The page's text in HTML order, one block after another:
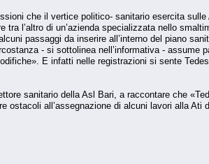
che il vertice politico- sanitario esercita
l’altro di un’azienda specializzata nello
passaggi da inserire all’interno del piano
- si sottolinea nell’informativa - assume
E infatti nelle registrazioni si sente
sanitario della Asl Bari, a raccontare che
ostacoli all’assegnazione di alcuni lavori alla Ati